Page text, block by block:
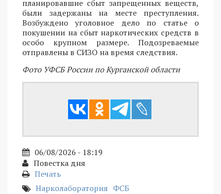
планировавшие сбыт запрещенных веществ,
были задержаны на месте преступления.
Возбуждено уголовное дело по статье о
покушении на сбыт наркотических средств в
особо крупном размере. Подозреваемые
отправлены в СИЗО на время следствия.
Фото УФСБ России по Курганской области
06/08/2026 - 18:19
Повестка дня
Печать
Нарколаборатория ФСБ